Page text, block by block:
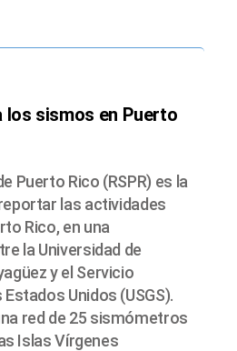
los sismos en Puerto
Puerto Rico (RSPR) es la
las actividades
Rico, en una
la Universidad de
y el Servicio
Unidos (USGS).
red de 25 sismómetros
Islas Vírgenes